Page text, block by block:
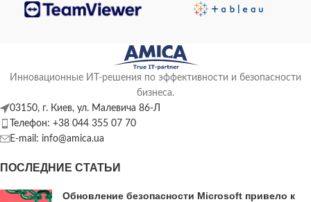
Инновационные ИТ-решения по эффективности и безопасности
бизнеса.
03150, г. Киев, ул. Малевича 86-Л
Телефон: +38 044 355 07 70
E-mail: info@amica.ua
ПОСЛЕДНИЕ СТАТЬИ
Обновление безопасности Microsoft привело к